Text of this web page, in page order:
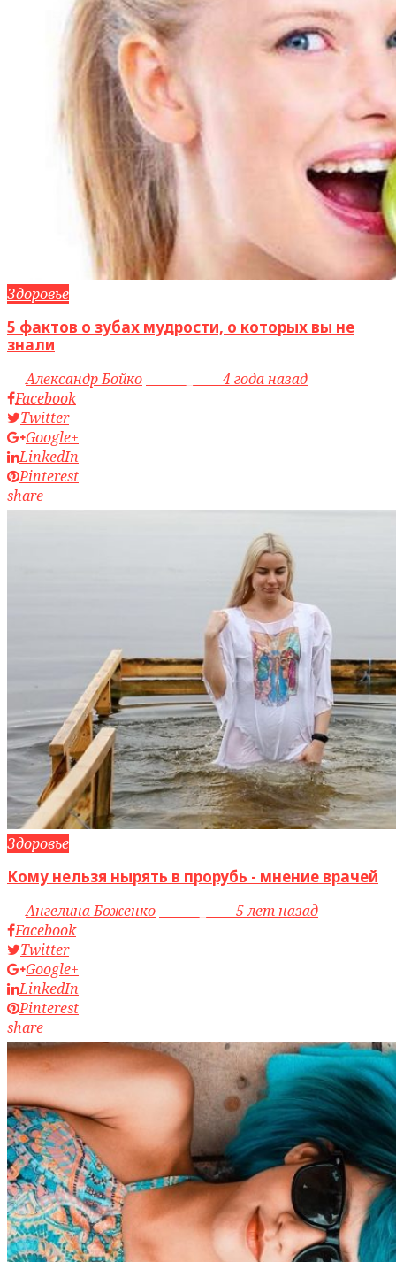
Здоровье
5 фактов о зубах мудрости, о которых вы не
знали
byАлександр Бойко
4 года назад
Facebook
Twitter
Google+
LinkedIn
Pinterest
share
Здоровье
Кому нельзя нырять в прорубь - мнение врачей
byАнгелина Боженко
5 лет назад
Facebook
Twitter
Google+
LinkedIn
Pinterest
share